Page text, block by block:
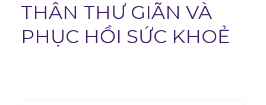
THÂN THƯ GIÃN VÀ
PHỤC HỒI SỨC KHOẺ